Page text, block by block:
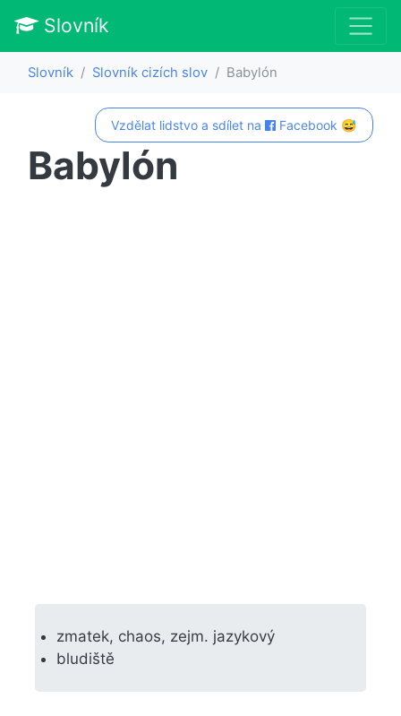
Slovník
Slovník Slovník cizích slov Babylón
Vzdělat lidstvo a sdílet na Facebook 😅
Babylón
zmatek, chaos, zejm. jazykový
bludiště